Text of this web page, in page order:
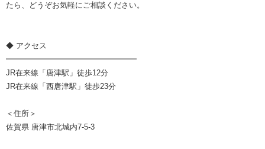
たら、どうぞお気軽にご相談ください。
◆ アクセス
━━━━━━━━━━━━━━━━━
JR在来線「唐津駅」徒歩12分
JR在来線「西唐津駅」徒歩23分
＜住所＞
佐賀県 唐津市北城内7-5-3